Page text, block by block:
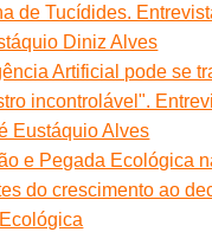
de Tucídides.
Diniz Alves
Artificial pode se
incontrolável".
Eustáquio Alves
e Pegada Ecológica
do crescimento ao